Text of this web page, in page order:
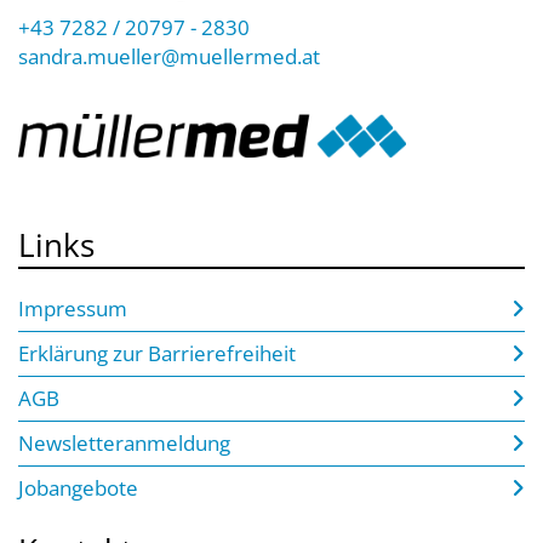
+43 7282 / 20797 - 2830
sandra.mueller@muellermed.at
Links
Impressum
Erklärung zur Barrierefreiheit
AGB
Newsletteranmeldung
Jobangebote